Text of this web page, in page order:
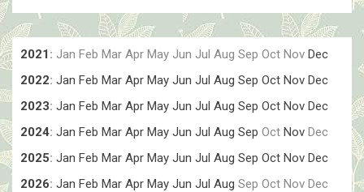
2021 : Jan Feb Mar Apr May Jun Jul Aug Sep Oct Nov Dec
2022: Jan Feb Mar Apr May Jun Jul Aug Sep Oct Nov Dec
2023: Jan Feb Mar Apr May Jun Jul Aug Sep Oct Nov Dec
2024: Jan Feb Mar Apr May Jun Jul Aug Sep Oct Nov Dec
2025: Jan Feb Mar Apr May Jun Jul Aug Sep Oct Nov Dec
2026: Jan Feb Mar Apr May Jun Jul Aug Sep Oct Nov Dec